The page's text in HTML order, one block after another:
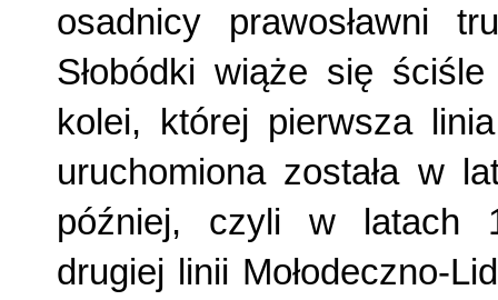
osadnicy prawosławni
Słobódki wiąże się
kolei, której pierwsza
uruchomiona została w
później, czyli w latach
drugiej linii Mołodeczno-